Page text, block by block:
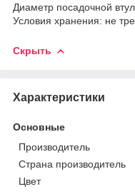
Диаметр посадочной
Условия хранения: не
Скрыть
Характеристики
Основные
Производитель
Страна производитель
Цвет